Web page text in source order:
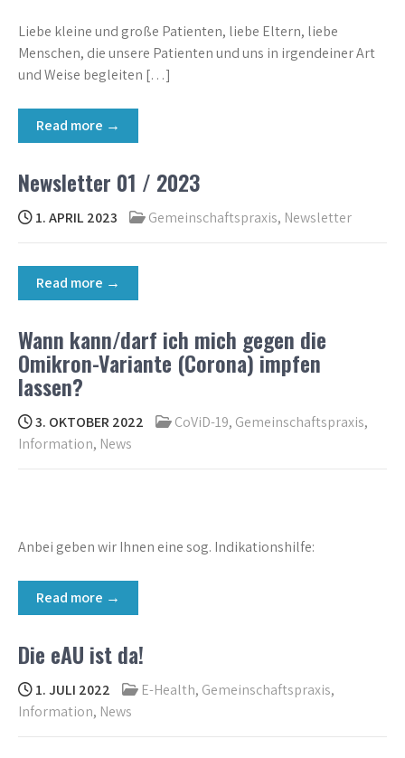
Liebe kleine und große Patienten, liebe Eltern, liebe
Menschen, die unsere Patienten und uns in irgendeiner Art
und Weise begleiten […]
Read more →
Newsletter 01 / 2023
1. APRIL 2023 Gemeinschaftspraxis, Newsletter
Read more →
Wann kann/darf ich mich gegen die
Omikron-Variante (Corona) impfen
lassen?
3. OKTOBER 2022 CoViD-19, Gemeinschaftspraxis,
Information, News
Anbei geben wir Ihnen eine sog. Indikationshilfe:
Read more →
Die eAU ist da!
1. JULI 2022 E-Health, Gemeinschaftspraxis,
Information, News